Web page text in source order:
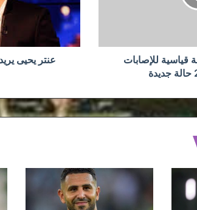
قياسية للإصابات
يحيى
إلى
اتحاد
العاصمة
عنتر يحيى